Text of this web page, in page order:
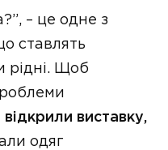
– це одне з
ставлять
рідні. Щоб
відкрили виставку,
одяг